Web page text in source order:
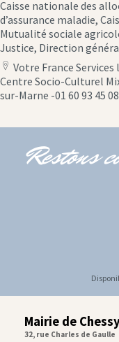
Caisse nationale des
d’assurance maladie,
Mutualité sociale
Justice, Direction
location
icon
Votre France Services
Centre Socio-Culturel
sur-Marne -01 60 93 45 08
Restons
Mairie de
32, rue Charles de Gaulle